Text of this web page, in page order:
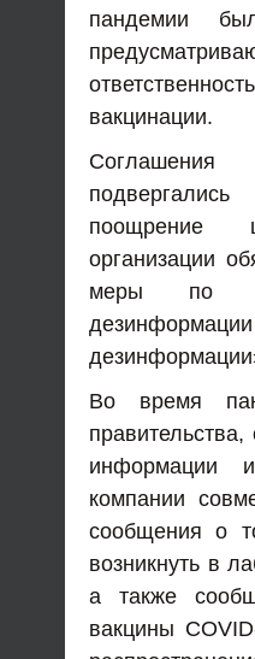
пандемии
вакцинации.
поощрение
организации
меры по
Во время
информации и
компании
сообщения о
возникнуть в
а также
вакцины